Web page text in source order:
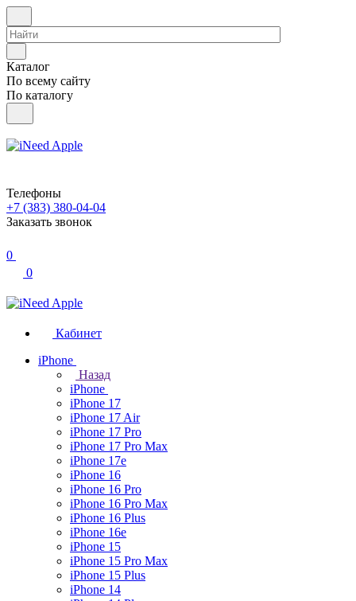
Каталог
По всему сайту
По каталогу
Телефоны
+7 (383) 380-04-04
Заказать звонок
0
0
Кабинет
iPhone
Назад
iPhone
iPhone 17
iPhone 17 Air
iPhone 17 Pro
iPhone 17 Pro Max
iPhone 17e
iPhone 16
iPhone 16 Pro
iPhone 16 Pro Max
iPhone 16 Plus
iPhone 16e
iPhone 15
iPhone 15 Pro Max
iPhone 15 Plus
iPhone 14